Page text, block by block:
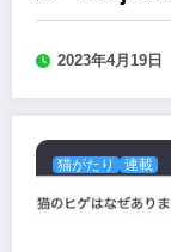
2023年4月19日
猫がたり 連載